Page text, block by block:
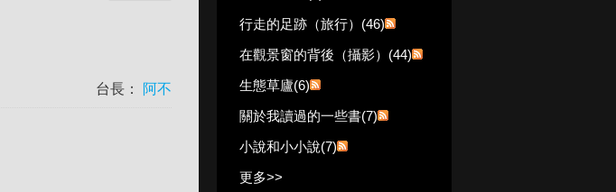
台長： 阿不
行走的足跡（旅行）(46)
在觀景窗的背後（攝影）(44)
生態草廬(6)
關於我讀過的一些書(7)
小說和小小說(7)
更多>>